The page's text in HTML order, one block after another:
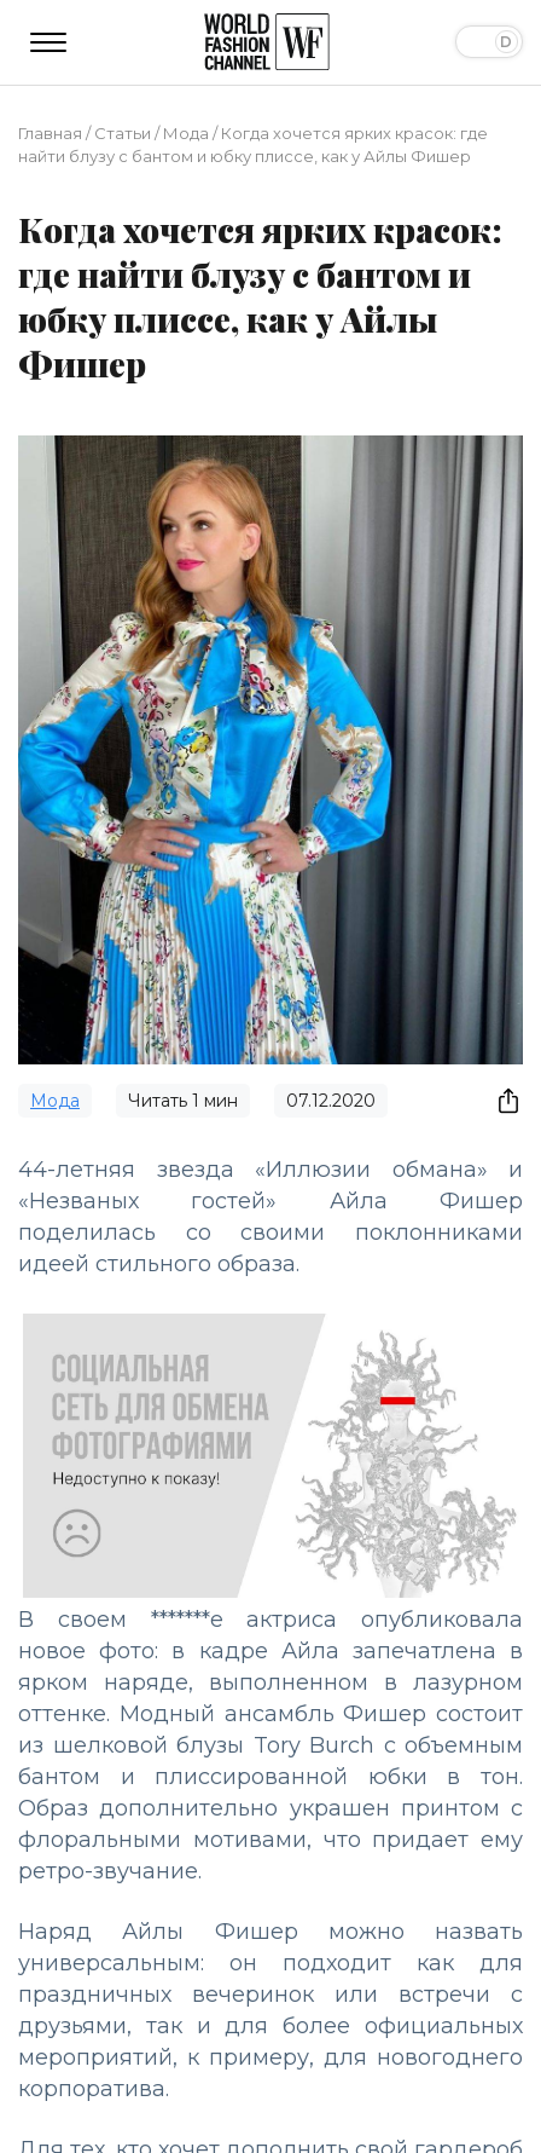
Главная /Статьи /Мода /Когда хочется ярких красок: где
найти блузу с бантом и юбку плиссе, как у Айлы Фишер
Когда хочется ярких красок:
где найти блузу с бантом и
юбку плиссе, как у Айлы
Фишер
Мода Читать 1 мин 07.12.2020
44-летняя звезда «Иллюзии обмана» и
«Незваных гостей» Айла Фишер
поделилась со своими поклонниками
идеей стильного образа.
В своем *******е актриса опубликовала
новое фото: в кадре Айла запечатлена в
ярком наряде, выполненном в лазурном
оттенке. Модный ансамбль Фишер состоит
из шелковой блузы Tory Burch с объемным
бантом и плиссированной юбки в тон.
Образ дополнительно украшен принтом с
флоральными мотивами, что придает ему
ретро-звучание.
Наряд Айлы Фишер можно назвать
универсальным: он подходит как для
праздничных вечеринок или встречи с
друзьями, так и для более официальных
мероприятий, к примеру, для новогоднего
корпоратива.